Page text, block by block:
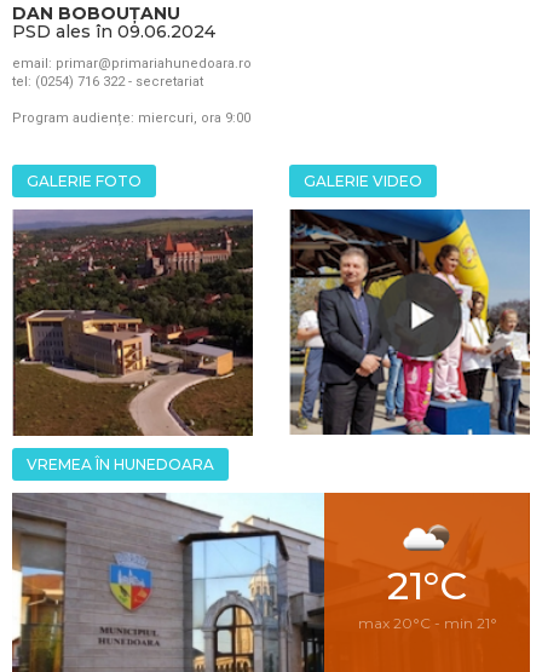
DAN BOBOUȚANU
PSD ales în 09.06.2024
email: primar@primariahunedoara.ro
tel: (0254) 716 322 - secretariat
Program audiențe: miercuri, ora 9:00
GALERIE FOTO GALERIE VIDEO
VREMEA ÎN HUNEDOARA
21°C
max 20°C - min 21°